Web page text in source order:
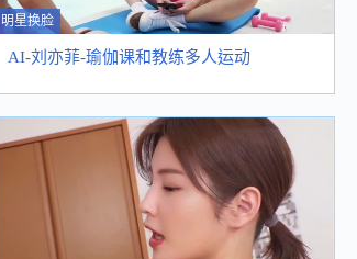
明星换脸
AI-刘亦菲-瑜伽课和教练多人运动